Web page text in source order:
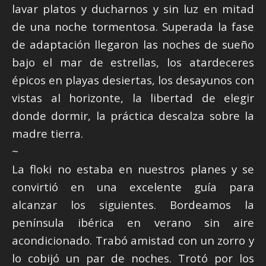
lavar platos y ducharnos y sin luz en mitad
de una noche tormentosa. Superada la fase
de adaptación llegaron las noches de sueño
bajo el mar de estrellas, los atardeceres
épicos en playas desiertas, los desayunos con
vistas al horizonte, la libertad de elegir
donde dormir, la práctica descalza sobre la
madre tierra.
~
La floki no estaba en nuestros planes y se
convirtió en una excelente guía para
alcanzar los siguientes. Bordeamos la
península ibérica en verano sin aire
acondicionado. Trabó amistad con un zorro y
lo cobijó un par de noches. Trotó por los